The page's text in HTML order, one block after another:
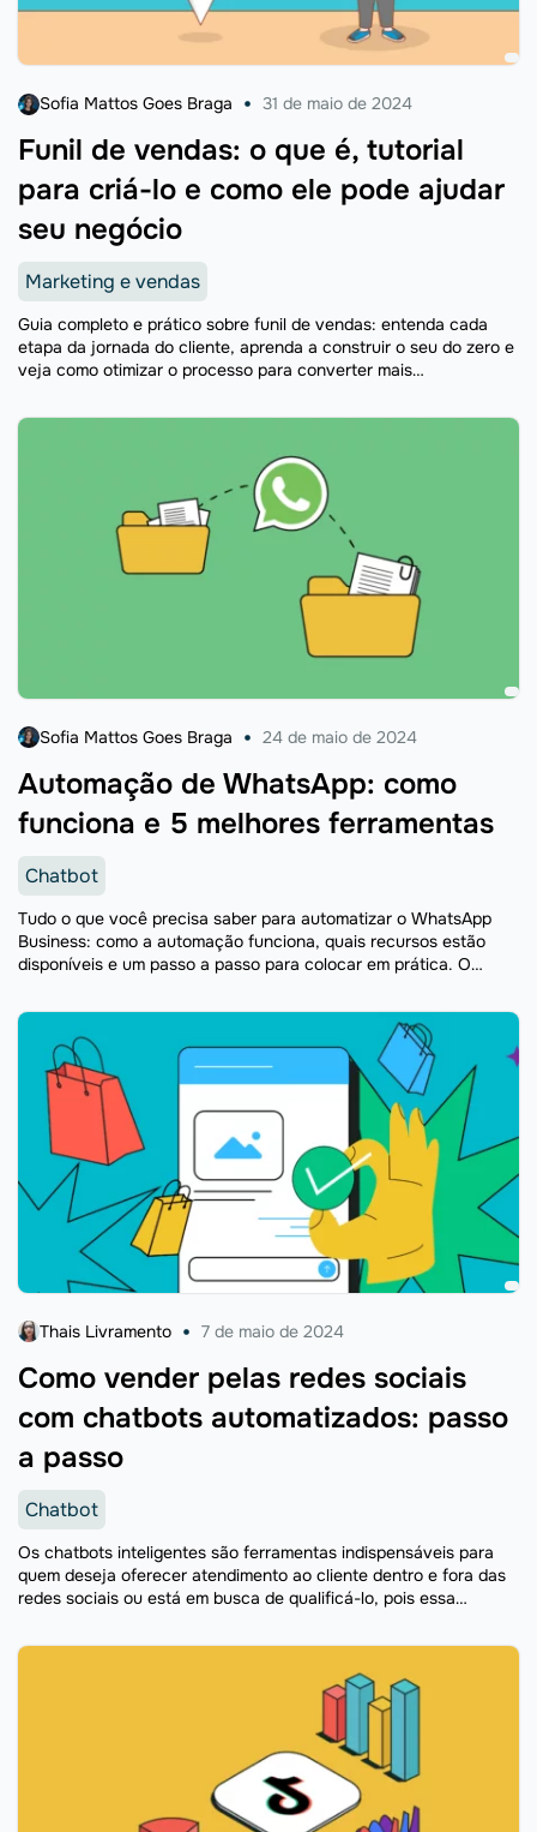
Funil de vendas: o que é, tutorial
para criá-lo e como ele pode ajudar
seu negócio
Sofia Mattos Goes Braga 31 de maio de 2024
Marketing e vendas
Guia completo e prático sobre funil de vendas: entenda cada
etapa da jornada do cliente, aprenda a construir o seu do zero e
veja como otimizar o processo para converter mais
erros mais comuns na gestão do funil e como evitá-los.
Automação de WhatsApp: como
funciona e 5 melhores ferramentas
Sofia Mattos Goes Braga 24 de maio de 2024
Chatbot
Tudo o que você precisa saber para automatizar o WhatsApp
Business: como a automação funciona, quais recursos estão
disponíveis e um passo a passo para colocar em prática. O
explica por que integrar o WhatsApp a um CRM faz toda a
diferença.
Como vender pelas redes sociais
com chatbots automatizados: passo
a passo
Thais Livramento 7 de maio de 2024
Chatbot
Os chatbots inteligentes são ferramentas indispensáveis para
quem deseja oferecer atendimento ao cliente dentro e fora das
redes sociais ou está em busca de qualificá-lo, pois essa